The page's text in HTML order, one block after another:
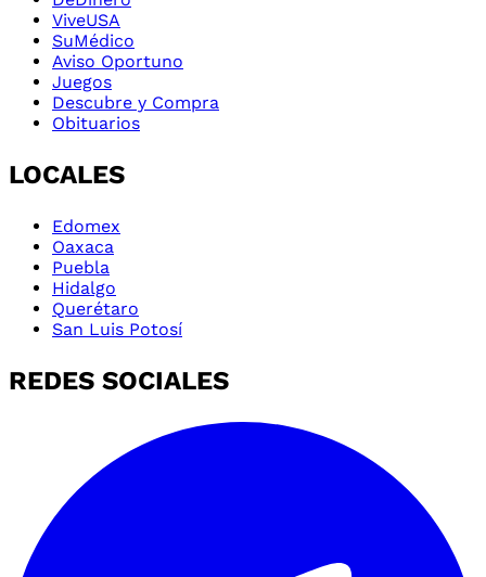
ViveUSA
SuMédico
Aviso Oportuno
Juegos
Descubre y Compra
Obituarios
LOCALES
Edomex
Oaxaca
Puebla
Hidalgo
Querétaro
San Luis Potosí
REDES SOCIALES